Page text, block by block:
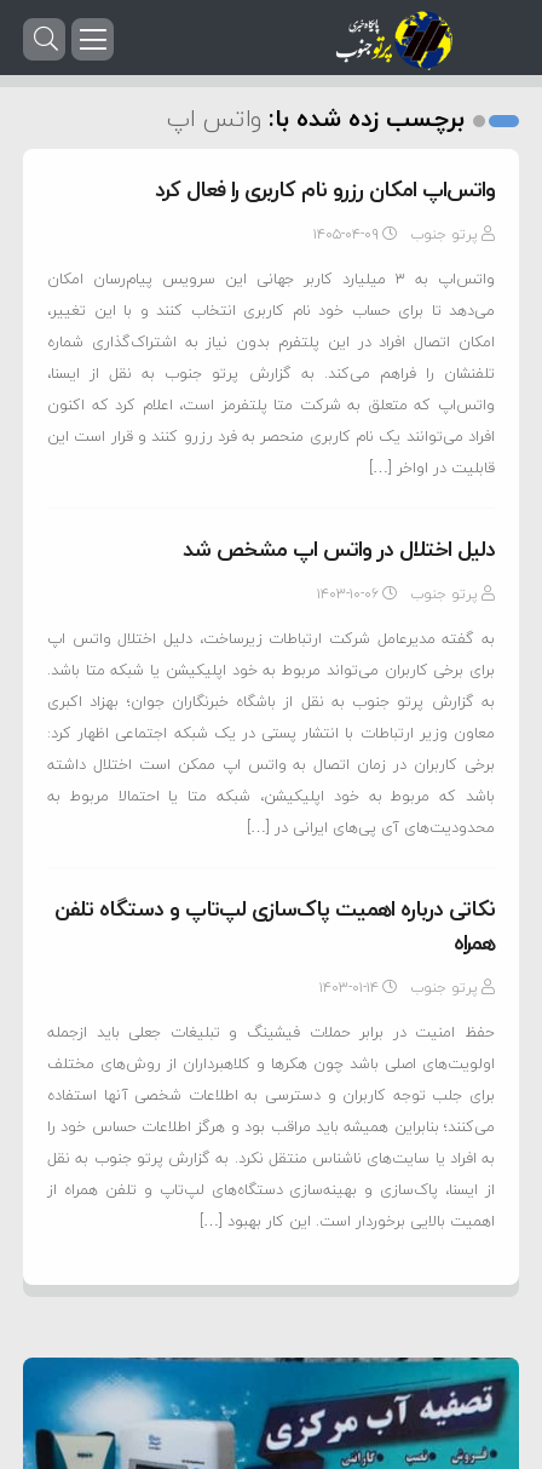
برچسب زده شده با: واتس اپ
واتس‌اپ امکان رزرو نام کاربری را فعال کرد
پرتو جنوب ۱۴۰۵-۰۴-۰۹
واتس‌اپ به ۳ میلیارد کاربر جهانی این سرویس پیام‌رسان امکان
می‌دهد تا برای حساب خود نام کاربری انتخاب کنند و با این تغییر،
امکان اتصال افراد در این پلتفرم بدون نیاز به اشتراک‌گذاری شماره
تلفنشان را فراهم می‌کند. به گزارش پرتو جنوب به نقل از ایسنا،
واتس‌اپ که متعلق به شرکت متا پلتفرمز است، اعلام کرد که اکنون
افراد می‌توانند یک نام کاربری منحصر به فرد رزرو کنند و قرار است این
قابلیت در اواخر […]
دلیل اختلال در واتس اپ مشخص شد
پرتو جنوب ۱۴۰۳-۱۰-۰۶
به گفته مدیرعامل شرکت ارتباطات زیرساخت، دلیل اختلال واتس اپ
برای برخی کاربران می‌تواند مربوط به خود اپلیکیشن یا شبکه متا باشد.
به گزارش پرتو جنوب به نقل از باشگاه خبرنگاران جوان؛ بهزاد اکبری
معاون وزیر ارتباطات با انتشار پستی در یک شبکه اجتماعی اظهار کرد:
برخی کاربران در زمان اتصال به واتس اپ ممکن است اختلال داشته
باشد که مربوط به خود اپلیکیشن، شبکه متا یا احتمالا مربوط به
محدودیت‌های آی پی‌های ایرانی در […]
نکاتی درباره اهمیت پاک‌سازی لپ‌تاپ و دستگاه تلفن
همراه
پرتو جنوب ۱۴۰۳-۰۱-۱۴
حفظ امنیت در برابر حملات فیشینگ و تبلیغات جعلی باید ازجمله
اولویت‌های اصلی باشد چون هکرها و کلاهبرداران از روش‌های مختلف
برای جلب‌ توجه کاربران و دسترسی به اطلاعات شخصی آنها استفاده
می‌کنند؛ بنابراین همیشه باید مراقب بود و هرگز اطلاعات حساس خود را
به افراد یا سایت‌های ناشناس منتقل نکرد. به گزارش پرتو جنوب به نقل
از ایسنا، پاک‌سازی و بهینه‌سازی دستگاه‌های لپ‌تاپ و تلفن همراه از
اهمیت بالایی برخوردار است. این کار بهبود […]